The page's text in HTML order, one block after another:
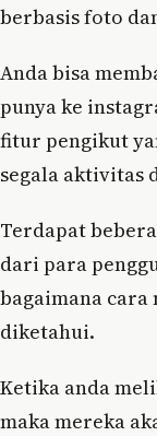
berbasis foto
Anda bisa
punya ke
fitur pengikut
segala aktivitas
Terdapat
dari para
bagaimana
diketahui.
Ketika anda
maka mereka